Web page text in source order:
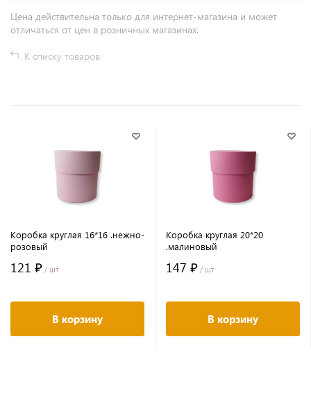
Цена действительна только для интернет-магазина и может
отличаться от цен в розничных магазинах.
К списку товаров
Коробка круглая 16*16 .нежно-
розовый
121 ₽ / шт
В корзину
Коробка круглая 20*20
.малиновый
147 ₽ / шт
В корзину